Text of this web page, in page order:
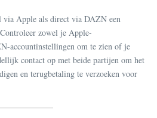
via Apple als direct via DAZN een
zowel je Apple-
accountinstellingen om te zien of je
contact op met beide partijen om het
en terugbetaling te verzoeken voor